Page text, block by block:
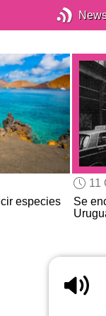
especies
11
Se